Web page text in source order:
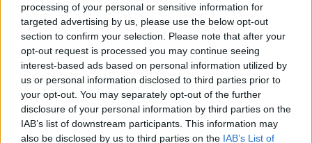
processing of your personal or sensitive information for
targeted advertising by us, please use the below opt-out
section to confirm your selection. Please note that after your
opt-out request is processed you may continue seeing
interest-based ads based on personal information utilized by
us or personal information disclosed to third parties prior to
your opt-out. You may separately opt-out of the further
disclosure of your personal information by third parties on the
IAB’s list of downstream participants. This information may
also be disclosed by us to third parties on the IAB’s List of
fordulatot hordoz magában.„A három fogás
mindegyikében kell szerepelnie a töknek, az
előételnek vegánnak kell lenni, a főételben pedig
kötelezően tojás is szerepel. Alapvetően nagyon
örülünk az alapanyagoknak, a sütőtök és a tojás
nagyon jó, a 45 tányér elkészítése azonban
nyilván tartogat kihívásokat. Jók leszünk, fogunk